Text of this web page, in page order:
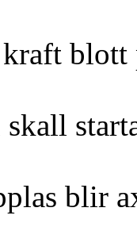
blott
skall
blir